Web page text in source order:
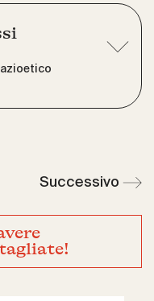
Successivo